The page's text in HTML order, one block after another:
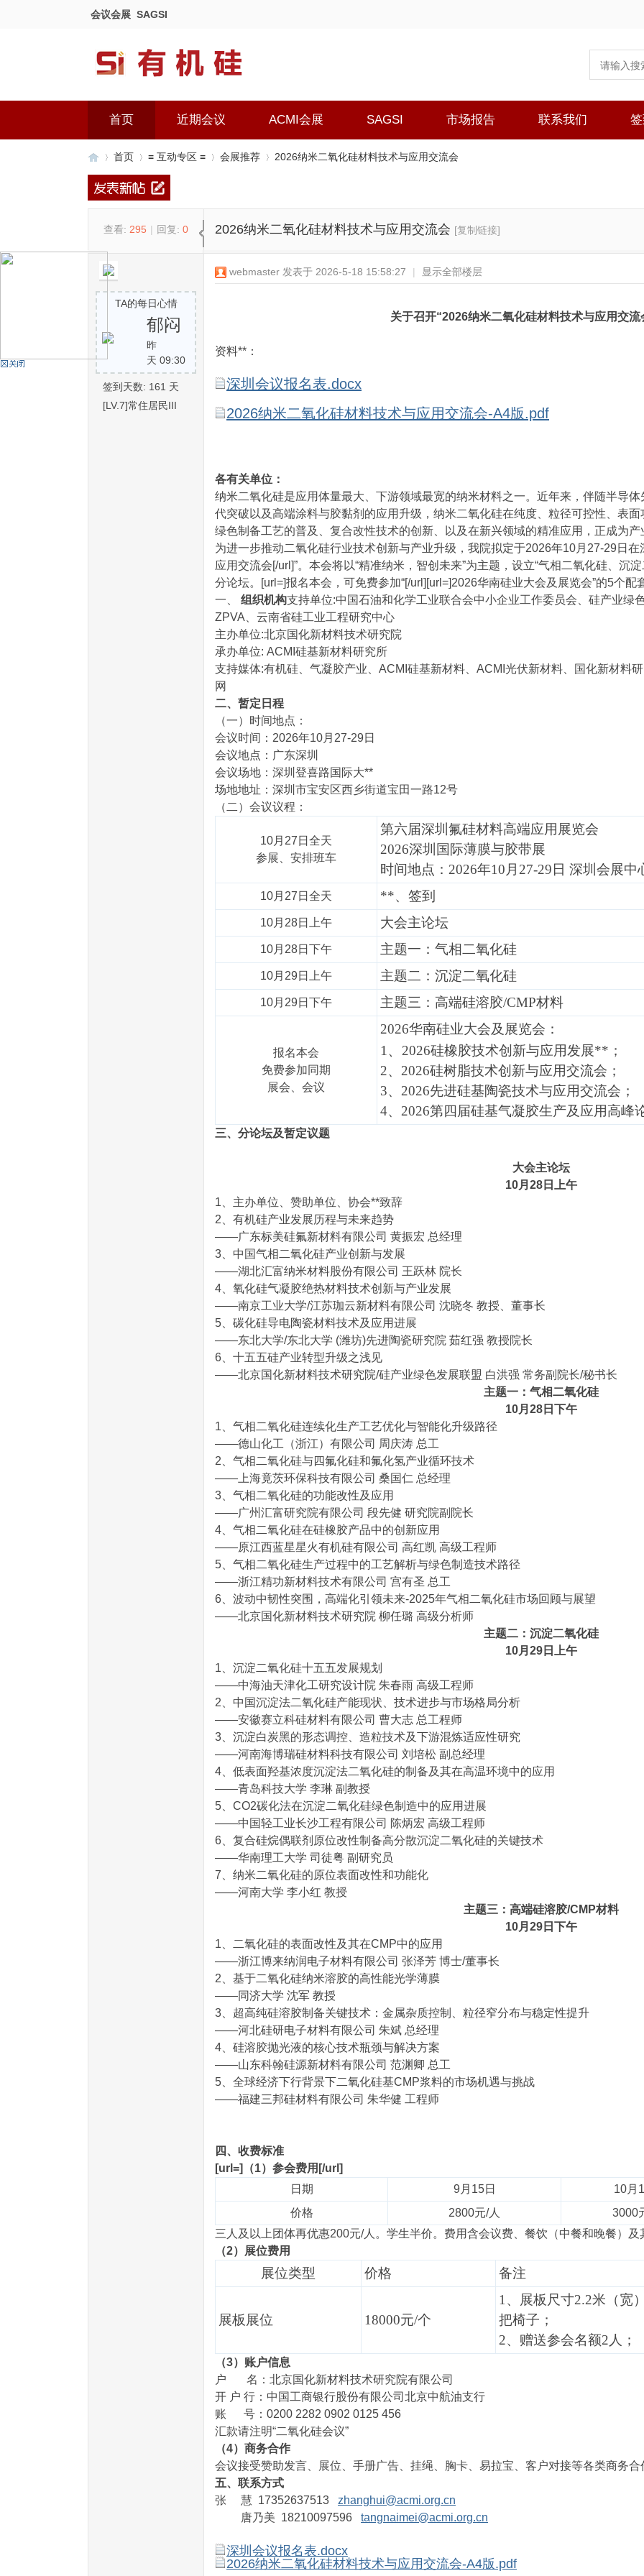
会议会展 SAGSI
首页 近期会议 ACMI会展 SAGSI 市场报告 联系我们
机
首页 ≡ 互动专区 ≡ 会展推荐 2026纳米二氧化硅材料技术与应用交流会
查看: 295 | 回复: 0 2026纳米二氧化硅材料技术与应用交流会 [复制链接]
TA的每日心情
郁闷
昨
天 09:30
签到天数: 161 天
[LV.7]常住居民III
webmaster 发表于 2026-5-18 15:58:27 | 显示全部楼层
关于召开“2026纳米二氧化硅材料技术与应用交流
资料**：
深圳会议报名表.docx
2026纳米二氧化硅材料技术与应用交流会-A4版.pdf
各有关单位：
纳米二氧化硅是应用体量最大、下游领域最宽的纳米材料之一。近年来，伴随半导
代突破以及高端涂料与胶黏剂的应用升级，纳米二氧化硅在纯度、粒径可控性、表
绿色制备工艺的普及、复合改性技术的创新、以及在新兴领域的精准应用，正成为
为进一步推动二氧化硅行业技术创新与产业升级，我院拟定于2026年10月27-29日
应用交流会[/url]”。本会将以“精准纳米，智创未来”为主题，设立“气相二氧化硅、沉
分论坛。[url=]报名本会，可免费参加“[/url][url=]2026华南硅业大会及展览会”的5个配
一、 组织机构支持单位:中国石油和化学工业联合会中小企业工作委员会、硅产业绿
ZPVA、云南省硅工业工程研究中心
主办单位:北京国化新材料技术研究院
承办单位: ACMI硅基新材料研究所
支持媒体:有机硅、气凝胶产业、ACMI硅基新材料、ACMI光伏新材料、国化新材料
网
二、暂定日程
（一）时间地点：
会议时间：2026年10月27-29日
会议地点：广东深圳
会议场地：深圳登喜路国际大**
场地地址：深圳市宝安区西乡街道宝田一路12号
（二）会议议程：
10月27日全天
参展、安排班车
第六届深圳氟硅材料高端应用展览会
2026深圳国际薄膜与胶带展
时间地点：2026年10月27-29日 深圳会展中
10月27日全天 **、签到
10月28日上午 大会主论坛
10月28日下午 主题一：气相二氧化硅
10月29日上午 主题二：沉淀二氧化硅
10月29日下午 主题三：高端硅溶胶/CMP材料
报名本会
免费参加同期
展会、会议
2026华南硅业大会及展览会：
1、 2026硅橡胶技术创新与应用发展**；
2、2026硅树脂技术创新与应用交流会；
3、2026先进硅基陶瓷技术与应用交流会；
4、2026第四届硅基气凝胶生产及应用高峰
三、分论坛及暂定议题
大会主论坛
10月28日上午
1、主办单位、赞助单位、协会**致辞
2、有机硅产业发展历程与未来趋势
——广东标美硅氟新材料有限公司 黄振宏 总经理
3、中国气相二氧化硅产业创新与发展
——湖北汇富纳米材料股份有限公司 王跃林 院长
4、氧化硅气凝胶绝热材料技术创新与产业发展
——南京工业大学/江苏珈云新材料有限公司 沈晓冬 教授、董事长
5、碳化硅导电陶瓷材料技术及应用进展
——东北大学/东北大学 (潍坊)先进陶瓷研究院 茹红强 教授院长
6、十五五硅产业转型升级之浅见
——北京国化新材料技术研究院/硅产业绿色发展联盟 白洪强 常务副院长/秘书长
主题一：气相二氧化硅
10月28日下午
1、气相二氧化硅连续化生产工艺优化与智能化升级路径
——德山化工（浙江）有限公司 周庆涛 总工
2、气相二氧化硅与四氟化硅和氟化氢产业循环技术
——上海竟茨环保科技有限公司 桑国仁 总经理
3、气相二氧化硅的功能改性及应用
——广州汇富研究院有限公司 段先健 研究院副院长
4、气相二氧化硅在硅橡胶产品中的创新应用
——原江西蓝星星火有机硅有限公司 高红凯 高级工程师
5、气相二氧化硅生产过程中的工艺解析与绿色制造技术路径
——浙江精功新材料技术有限公司 宫有圣 总工
6、波动中韧性突围，高端化引领未来-2025年气相二氧化硅市场回顾与展望
——北京国化新材料技术研究院 柳任璐 高级分析师
主题二：沉淀二氧化硅
10月29日上午
1、沉淀二氧化硅十五五发展规划
——中海油天津化工研究设计院 朱春雨 高级工程师
2、中国沉淀法二氧化硅产能现状、技术进步与市场格局分析
——安徽赛立科硅材料有限公司 曹大志 总工程师
3、沉淀白炭黑的形态调控、造粒技术及下游混炼适应性研究
——河南海博瑞硅材料科技有限公司 刘培松 副总经理
4、低表面羟基浓度沉淀法二氧化硅的制备及其在高温环境中的应用
——青岛科技大学 李琳 副教授
5、CO2碳化法在沉淀二氧化硅绿色制造中的应用进展
——中国轻工业长沙工程有限公司 陈炳宏 高级工程师
6、复合硅烷偶联剂原位改性制备高分散沉淀二氧化硅的关键技术
——华南理工大学 司徒粤 副研究员
7、纳米二氧化硅的原位表面改性和功能化
——河南大学 李小红 教授
主题三：高端硅溶胶/CMP材料
10月29日下午
1、二氧化硅的表面改性及其在CMP中的应用
——浙江博来纳润电子材料有限公司 张泽芳 博士/董事长
2、基于二氧化硅纳米溶胶的高性能光学薄膜
——同济大学 沈军 教授
3、超高纯硅溶胶制备关键技术：金属杂质控制、粒径窄分布与稳定性提升
——河北硅研电子材料有限公司 朱斌 总经理
4、硅溶胶抛光液的核心技术瓶颈与解决方案
——山东科翰硅源新材料有限公司 范渊卿 总工
5、全球经济下行背景下二氧化硅基CMP浆料的市场机遇与挑战
——福建三邦硅材料有限公司 朱华健 工程师
四、收费标准
[url=]（1）参会费用[/url]
日期
9月15日
10月
价格
2800元/人
3000
三人及以上团体再优惠200元/人。学生半价。费用含会议费、餐饮（中餐和晚餐）
（2）展位费用
展位类型 价格 备注
展板展位 18000元/个
1、展板尺寸2.2米（宽
把椅子；
2、赠送参会名额2人；
（3）账户信息
户 名：北京国化新材料技术研究院有限公司
开 户 行：中国工商银行股份有限公司北京中航油支行
账 号：0200 2282 0902 0125 456
汇款请注明“二氧化硅会议”
（4）商务合作
会议接受赞助发言、展位、手册广告、挂绳、胸卡、易拉宝、客户对接等各类商务
五、联系方式
张 慧 17352637513 zhanghui@acmi.org.cn
唐乃美 18210097596 tangnaimei@acmi.org.cn
深圳会议报名表.docx
2026纳米二氧化硅材料技术与应用交流会-A4版.pdf